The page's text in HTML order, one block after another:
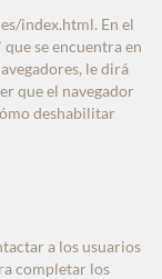
index.html. En el
se encuentra en
le dirá
que el navegador
deshabilitar
a los usuarios
completar los